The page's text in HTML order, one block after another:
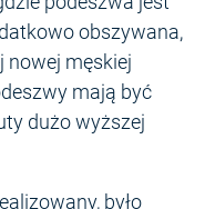
obszywana,
nowej męskiej
mają być
dużo wyższej
było